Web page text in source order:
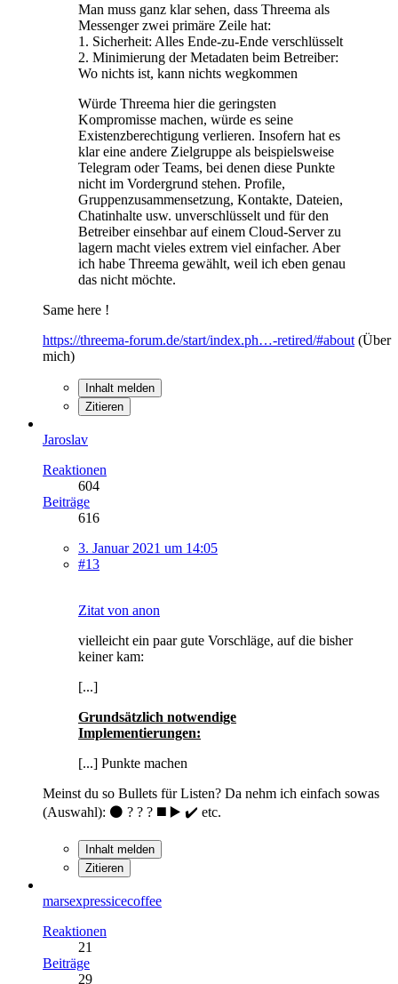
Man muss ganz klar sehen, dass Threema als
Messenger zwei primäre Zeile hat:
1. Sicherheit: Alles Ende-zu-Ende verschlüsselt
2. Minimierung der Metadaten beim Betreiber:
Wo nichts ist, kann nichts wegkommen
Würde Threema hier die geringsten
Kompromisse machen, würde es seine
Existenzberechtigung verlieren. Insofern hat es
klar eine andere Zielgruppe als beispielsweise
Telegram oder Teams, bei denen diese Punkte
nicht im Vordergrund stehen. Profile,
Gruppenzusammensetzung, Kontakte, Dateien,
Chatinhalte usw. unverschlüsselt und für den
Betreiber einsehbar auf einem Cloud-Server zu
lagern macht vieles extrem viel einfacher. Aber
ich habe Threema gewählt, weil ich eben genau
das nicht möchte.
Same here !
https://threema-forum.de/start/index.ph…-retired/#about (Über
mich)
Inhalt melden
Zitieren
Jaroslav
Reaktionen
604
Beiträge
616
3. Januar 2021 um 14:05
#13
Zitat von anon
vielleicht ein paar gute Vorschläge, auf die bisher
keiner kam:
[...]
Grundsätzlich notwendige
Implementierungen:
[...] Punkte machen
Meinst du so Bullets für Listen? Da nehm ich einfach sowas
(Auswahl): ⚫ ? ? ? ◼️ ▶️ ✔️ etc.
Inhalt melden
Zitieren
marsexpressicecoffee
Reaktionen
21
Beiträge
29